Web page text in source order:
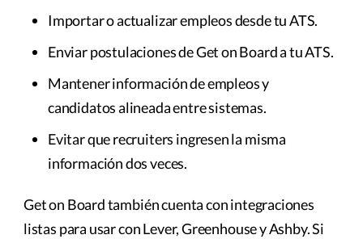
Importar o actualizar empleos desde tu ATS.
Enviar postulaciones de Get on Board a tu ATS.
Mantener información de empleos y
candidatos alineada entre sistemas.
Evitar que recruiters ingresen la misma
información dos veces.
Get on Board también cuenta con integraciones
listas para usar con Lever, Greenhouse y Ashby. Si